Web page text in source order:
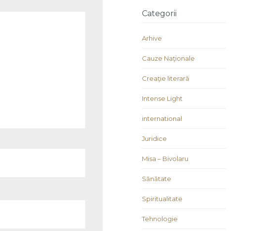
Categorii
Arhive
Cauze Naţionale
Creaţie literară
Intense Light
international
Juridice
Misa – Bivolaru
Sănătate
Spiritualitate
Tehnologie